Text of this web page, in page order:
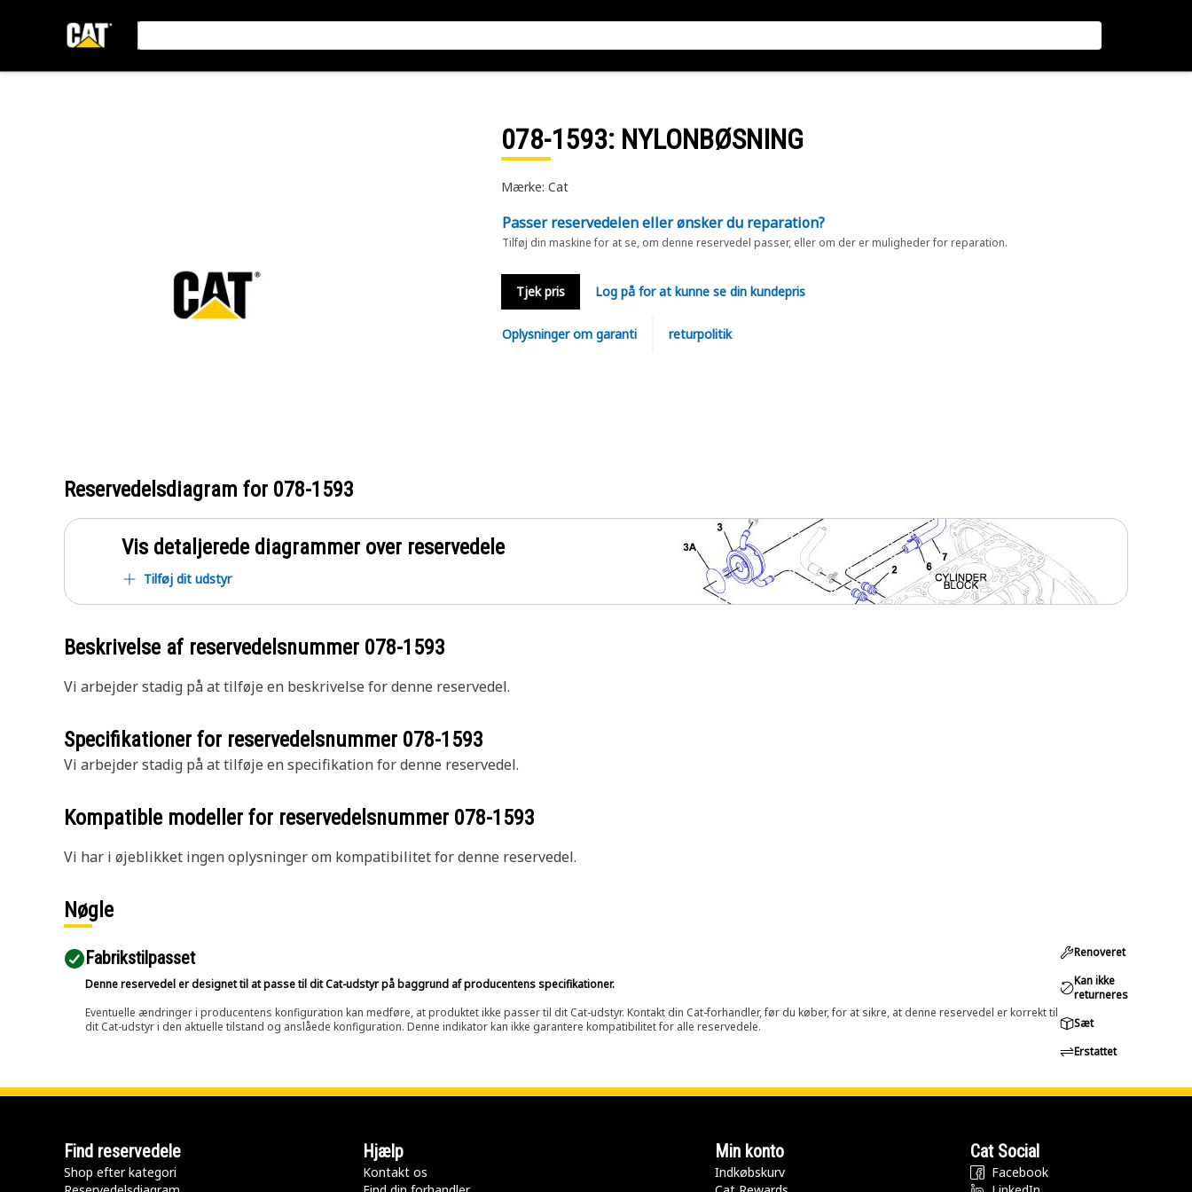
078-1593: NYLONBØSNING
Mærke: Cat
Passer reservedelen eller ønsker du reparation?
Tilføj din maskine for at se, om denne reservedel passer, eller om der er muligheder for reparation.
Tjek pris Log på for at kunne se din kundepris
Oplysninger om garanti returpolitik
Reservedelsdiagram for 078-1593
Vis detaljerede diagrammer over reservedele
Tilføj dit udstyr
Beskrivelse af reservedelsnummer 078-1593
Vi arbejder stadig på at tilføje en beskrivelse for denne reservedel.
Specifikationer for reservedelsnummer 078-1593
Vi arbejder stadig på at tilføje en specifikation for denne reservedel.
Kompatible modeller for reservedelsnummer 078-1593
Vi har i øjeblikket ingen oplysninger om kompatibilitet for denne reservedel.
Nøgle
Fabrikstilpasset
Denne reservedel er designet til at passe til dit Cat-udstyr på baggrund af producentens specifikationer.
Eventuelle ændringer i producentens konfiguration kan medføre, at produktet ikke passer til dit Cat-udstyr. Kontakt din Cat-forhandler, før du køber, for at sikre, at denne reservedel er korrekt til
dit Cat-udstyr i den aktuelle tilstand og anslåede konfiguration. Denne indikator kan ikke garantere kompatibilitet for alle reservedele.
Renoveret
Kan ikke
returneres
Sæt
Erstattet
Find reservedele
Shop efter kategori
Hjælp
Kontakt os
Min konto
Indkøbskurv
Cat Social
Facebook